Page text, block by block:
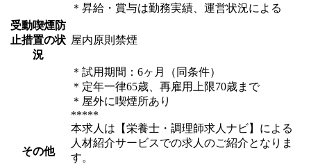
＊昇給・賞与は勤務実績、運営状況による
受動喫煙防
止措置の状
況
屋内原則禁煙
その他
＊試用期間：6ヶ月（同条件）
＊定年一律65歳、再雇用上限70歳まで
＊屋外に喫煙所あり
*****
本求人は【栄養士・調理師求人ナビ】による
人材紹介サービスでの求人のご紹介となりま
す。